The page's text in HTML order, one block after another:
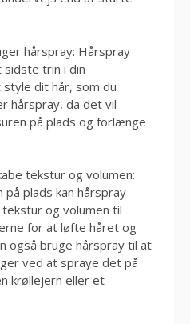
hårspray: Hårspray
trin i din
dit hår, som du
hårspray, da det vil
på plads og forlænge
tekstur og volumen:
plads kan hårspray
og volumen til
for at løfte håret og
også bruge hårspray til at
ved at spraye det på
krøllejern eller et